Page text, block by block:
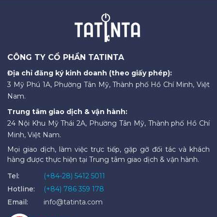
CÔNG TY CỔ PHẦN TATINTA
Địa chỉ đăng ký kinh doanh (theo giấy phép):
3 Mỹ Phú 1A, Phường Tân Mỹ, Thành phố Hồ Chí Minh, Việt
Nam.
Trung tâm giao dịch & vận hành:
24 Nội Khu Mỹ Thái 2A, Phường Tân Mỹ, Thành phố Hồ Chí
Minh, Việt Nam.
Mọi giao dịch, làm việc trực tiếp, gặp gỡ đối tác và khách
hàng được thực hiện tại Trung tâm giao dịch & vận hành.
Tel:
(+84-28) 5412 5011
Hotline:
(+84) 786 359 178
Email:
info@tatinta.com